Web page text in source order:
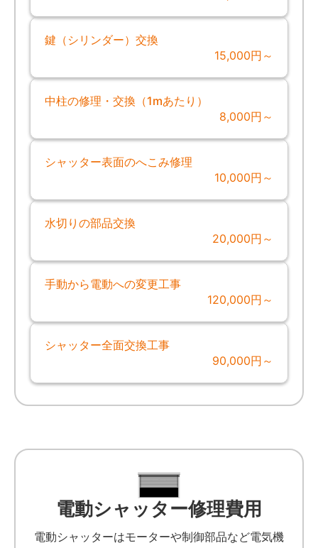
鍵（シリンダー）交換
15,000円～
中柱の修理・交換（1mあたり）
8,000円～
シャッター表面のへこみ修理
10,000円～
水切りの部品交換
20,000円～
手動から電動への変更工事
120,000円～
シャッター全面交換工事
90,000円～
電動シャッター修理費用
電動シャッターはモーターや制御部品など電気機